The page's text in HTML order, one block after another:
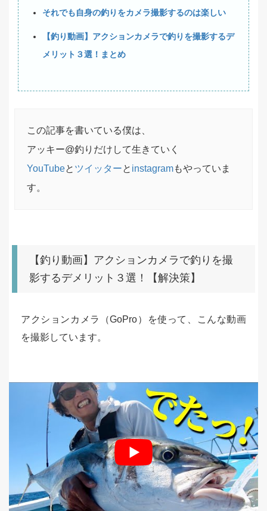
それでも自身の釣りをカメラ撮影するのは楽しい
【釣り動画】アクションカメラで釣りを撮影するデ
メリット３選！まとめ
この記事を書いている僕は、
アッキー@釣りだけして生きていく
YouTubeと ツイッターと instagramもやっていま
す。
【釣り動画】アクションカメラで釣りを撮
影するデメリット３選！【解決策】
アクションカメラ（GoPro）を使って、こんな動画
を撮影しています。